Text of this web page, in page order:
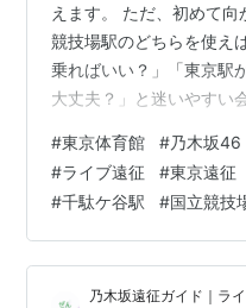
えます。 ただ、初めて
競技場駅のどちらを使え
乗ればいい？」「東京駅
大丈夫？」と迷いやすい
線・飛行機で遠征する人
ホテルへ荷物を預ける時
大切です。 この記事では
千駄ケ谷駅・国立競技場
駅・遠方から向かう場合
事にはアフィリエイト
#東京体育館 #乃木坂46
#ライブ遠征 #東京遠征
#千駄ケ谷駅 #国立競技
乃木坂遠征ガイド｜ラ